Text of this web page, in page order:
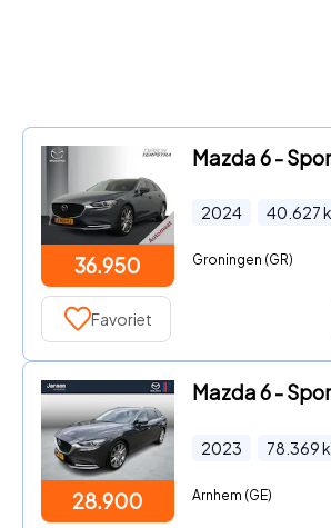
36.950
2024 40.627
Groningen (GR)
Favoriet
28.900
2023 78.369
Arnhem (GE)